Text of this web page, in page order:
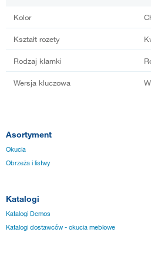
Kolor
Kształt rozety
Rodzaj klamki
Wersja kluczowa
Asortyment
Okucia
Obrzeża i listwy
Katalogi
Katalogi Demos
Katalogi dostawców - okucia meblowe